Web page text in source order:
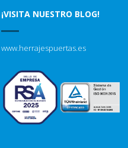
¡VISITA NUESTRO BLOG!
www.herrajespuertas.es